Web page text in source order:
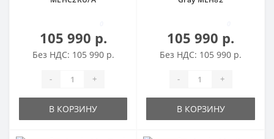
105 990 р.
Без НДС: 105 990 р.
- +
В КОРЗИНУ
105 990 р.
Без НДС: 105 990 р.
- +
В КОРЗИНУ